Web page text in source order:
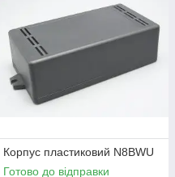
Корпус пластиковий N8BWU
Готово до відправки